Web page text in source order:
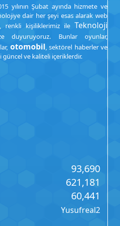
yılının Şubat ayında hizmete ve
dair her şeyi esas alarak web
renkli kişiliklerimiz ile Teknoloji
duyuruyoruz. Bunlar oyunlar,
otomobil, sektörel haberler ve
ve kaliteli içeriklerdir.
93,690
621,181
60,441
Yusufreal2